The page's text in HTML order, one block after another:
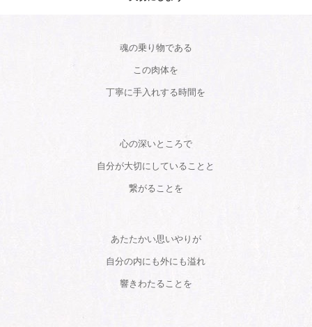
魂の乗り物である
この肉体を
丁寧に手入れする時間を
心の深いところで
自分が大切にしていることと
繋がることを
あたたかい思いやりが
自分の内にも外にも溢れ
響きわたることを